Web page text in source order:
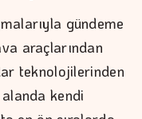
gündeme
araçlarından
teknolojilerinden
kendi